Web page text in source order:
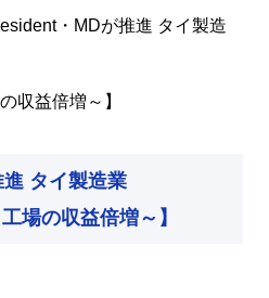
・MDが推進 タイ製造
収益倍増～】
タイ製造業
場の収益倍増～】